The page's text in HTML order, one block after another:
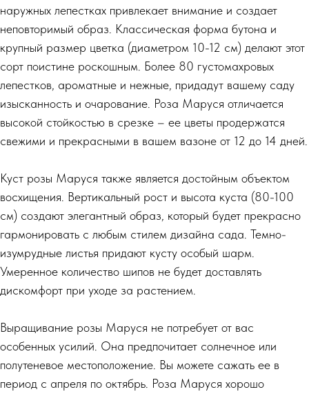
наружных лепестках привлекает внимание и создает
неповторимый образ. Классическая форма бутона и
крупный размер цветка (диаметром 10-12 см) делают этот
сорт поистине роскошным. Более 80 густомахровых
лепестков, ароматные и нежные, придадут вашему саду
изысканность и очарование. Роза Маруся отличается
высокой стойкостью в срезке – ее цветы продержатся
свежими и прекрасными в вашем вазоне от 12 до 14 дней.
Куст розы Маруся также является достойным объектом
восхищения. Вертикальный рост и высота куста (80-100
см) создают элегантный образ, который будет прекрасно
гармонировать с любым стилем дизайна сада. Темно-
изумрудные листья придают кусту особый шарм.
Умеренное количество шипов не будет доставлять
дискомфорт при уходе за растением.
Выращивание розы Маруся не потребует от вас
особенных усилий. Она предпочитает солнечное или
полутеневое местоположение. Вы можете сажать ее в
период с апреля по октябрь. Роза Маруся хорошо